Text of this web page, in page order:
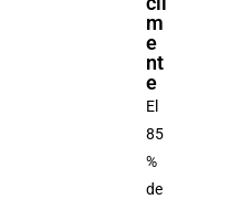
m
e
nt
e
El
85
%
de